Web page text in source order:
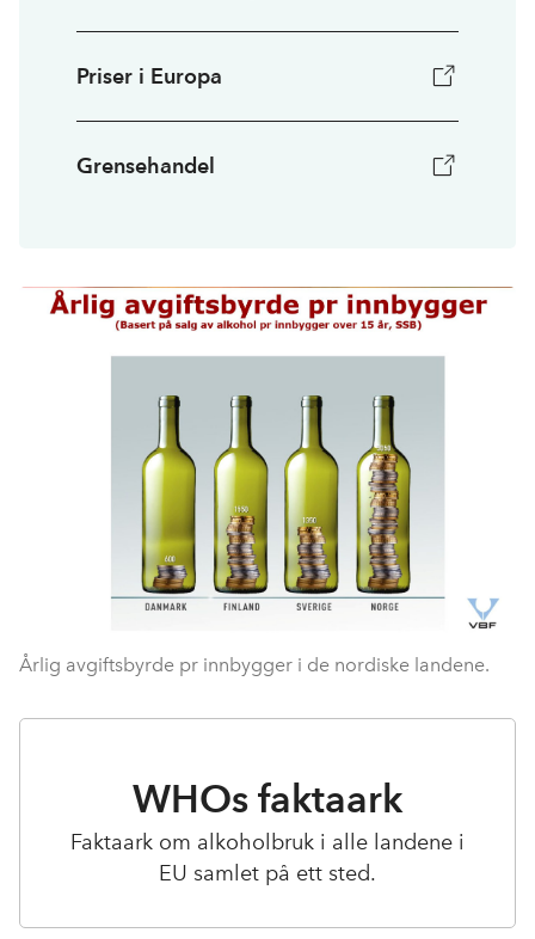
Priser i Europa
Grensehandel
Årlig avgiftsbyrde pr innbygger i de nordiske landene.
WHOs faktaark
Faktaark om alkoholbruk i alle landene i
EU samlet på ett sted.